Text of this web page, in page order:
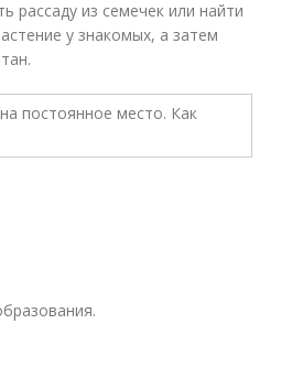
рассаду из семечек или найти
у знакомых, а затем